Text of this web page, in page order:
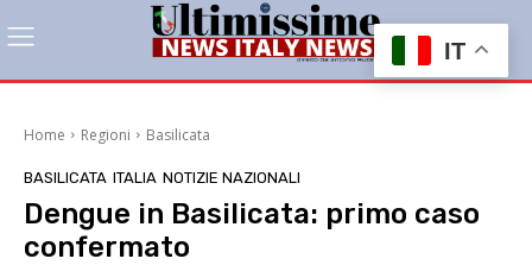
Home Regioni Basilicata
BASILICATA ITALIA NOTIZIE NAZIONALI
Dengue in Basilicata: primo caso
confermato
IT